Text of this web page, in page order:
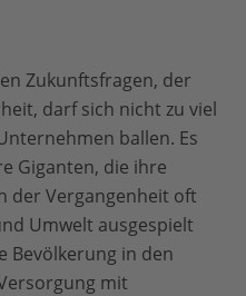
Zukunftsfragen, der
darf sich nicht zu viel
ballen. Es
Giganten, die ihre
der Vergangenheit oft
Umwelt ausgespielt
Bevölkerung in den
mit